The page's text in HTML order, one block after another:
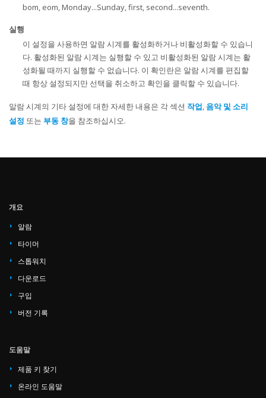
bom, eom, Monday...Sunday, first, second...seventh.
실행
이 설정을 사용하면 알람 시계를 활성화하거나 비활성화할 수 있습니
다. 활성화된 알람 시계는 실행할 수 있고 비활성화된 알람 시계는 활
성화될 때까지 실행할 수 없습니다. 이 확인란은 알람 시계를 편집할
때 항상 설정되지만 선택을 취소하고 확인을 클릭할 수 있습니다.
알람 시계의 기타 설정에 대한 자세한 내용은 각 섹션 작업, 음악 및 소리
설정 또는 부동 창을 참조하십시오.
개요
알람
타이머
스톱워치
다운로드
구입
버전 기록
도움말
제품 키 찾기
온라인 도움말